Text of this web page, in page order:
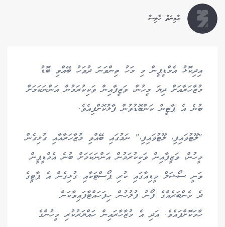
އާމިނަތު ހާލިސާ
އިދިކޮޅު އެމްޑީޕީން މި މަހު ތިންވަނަ ދުވަހު ބޭއްވި ބޮޑު
މުޒާހަރާއަށް ދިޔަ މީހުން، ވަޒީފާއިން ވަކިކުރަމުން އަންނަކަމަށް
ބުނެ އެ ޕާޓީން ކަންބޮޑުވުން ފާޅުކޮށްފިއެވެ.
"ލޫޓުވައިފި، ލޫޓުވައިފި،" ނަމުގައި ބޭއްވި މުޒާހަރާއާއި ގުޅިގެން
މީހުން، ވަޒީފާއިން ވަކިކުރަމުން އަންނަކަމަށް ބުނެ އެމްޑީޕީން
ވަނީ ސޯޝަލް މީޑިއާގައި ކުރި ޕޯސްޓަކާއި ގުޅިގެން އެ ޕާޓީގެ
ދެ މެންބަރެއްގެ ފޯނު ފުލުހުން ހިފަހައްޓާފައިވާކަން
ހާމަކޮށްފައެވެ. އަދި އެ މުޒާހާރައިން ހައްޔަރުކުރި މީހުންގެ